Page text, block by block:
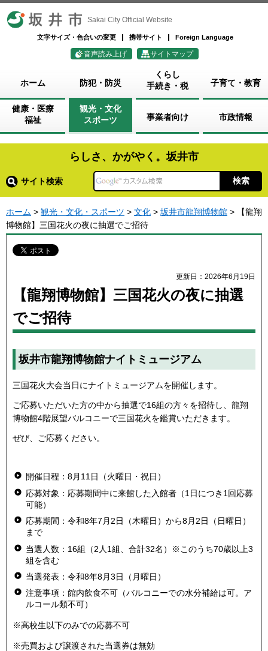
坂井市 Sakai City Official Website
文字サイズ・色合いの変更 携帯サイト Foreign Language
音声読み上げ サイトマップ
ホーム 防犯・防災
くらし
手続き・税
子育て・教育
健康・医療
福祉
観光・文化
スポーツ
事業者向け 市政情報
らしさ、かがやく。坂井市
サイト検索
ホーム > 観光・文化・スポーツ > 文化 > 坂井市龍翔博物館 > 【龍翔
博物館】三国花火の夜に抽選でご招待
更新日：2026年6月19日
【龍翔博物館】三国花火の夜に抽選
でご招待
坂井市龍翔博物館ナイトミュージアム
三国花火大会当日にナイトミュージアムを開催します。
ご応募いただいた方の中から抽選で16組の方々を招待し、龍翔
博物館4階展望バルコニーで三国花火を鑑賞いただきます。
ぜび、ご応募ください。
開催日程：8月11日（火曜日・祝日）
応募対象：応募期間中に来館した入館者（1日につき1回応募
可能）
応募期間：令和8年7月2日（木曜日）から8月2日（日曜日）
まで
当選人数：16組（2人1組、合計32名）※このうち70歳以上3
組を含む
当選発表：令和8年8月3日（月曜日）
注意事項：館内飲食不可（バルコニーでの水分補給は可。ア
ルコール類不可）
※高校生以下のみでの応募不可
※売買および譲渡された当選券は無効